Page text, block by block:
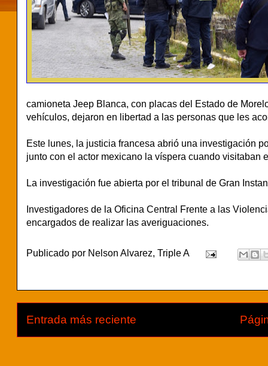
camioneta Jeep Blanca, con placas del Estado de
vehículos, dejaron en libertad a las personas que les
Este lunes, la justicia francesa abrió una investigación
junto con el actor mexicano la víspera cuando visitaban
La investigación fue abierta por el tribunal de Gran
Investigadores de la Oficina Central Frente a las
encargados de realizar las averiguaciones.
Publicado por Nelson Alvarez, Triple A
Entrada más reciente